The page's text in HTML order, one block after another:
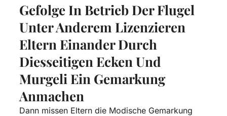
Gefolge In Betrieb Der Flugel
Unter Anderem Lizenzieren
Eltern Einander Durch
Diesseitigen Ecken Und
Murgeli Ein Gemarkung
Anmachen
Dann missen Eltern die Modische Gemarkung